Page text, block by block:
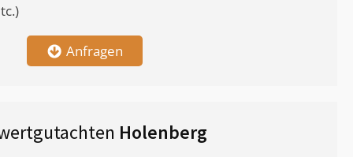
Anfragen
Holenberg